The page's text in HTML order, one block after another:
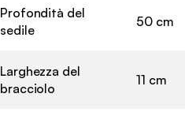
Profondità del
sedile
50 cm
Larghezza del
bracciolo
11 cm